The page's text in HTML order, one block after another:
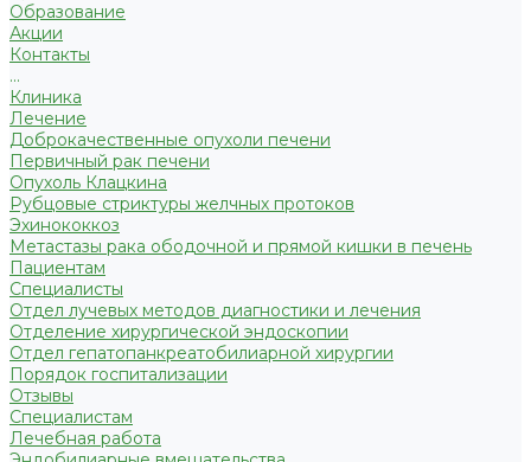
Образование
Акции
Контакты
...
Клиника
Лечение
Доброкачественные опухоли печени
Первичный рак печени
Опухоль Клацкина
Рубцовые стриктуры желчных протоков
Эхинококкоз
Метастазы рака ободочной и прямой кишки в печень
Пациентам
Специалисты
Отдел лучевых методов диагностики и лечения
Отделение хирургической эндоскопии
Отдел гепатопанкреатобилиарной хирургии
Порядок госпитализации
Отзывы
Специалистам
Лечебная работа